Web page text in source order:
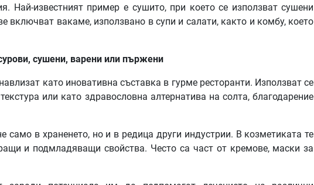
Най-известният пример е сушито, при което се използват сушени
включват вакаме, използвано в супи и салати, както и комбу, което
сушени, варени или пържени
като иновативна съставка в гурме ресторанти. Използват се
или като здравословна алтернатива на солта, благодарение
само в храненето, но и в редица други индустрии. В козметиката те
и подмладяващи свойства. Често са част от кремове, маски за